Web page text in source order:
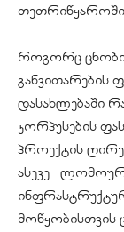
თეთრიწყაროში
როგორც
განვითარების
დასახლებაში
კორპუსების
პროექტის
ასევე
მოწყობისთვის